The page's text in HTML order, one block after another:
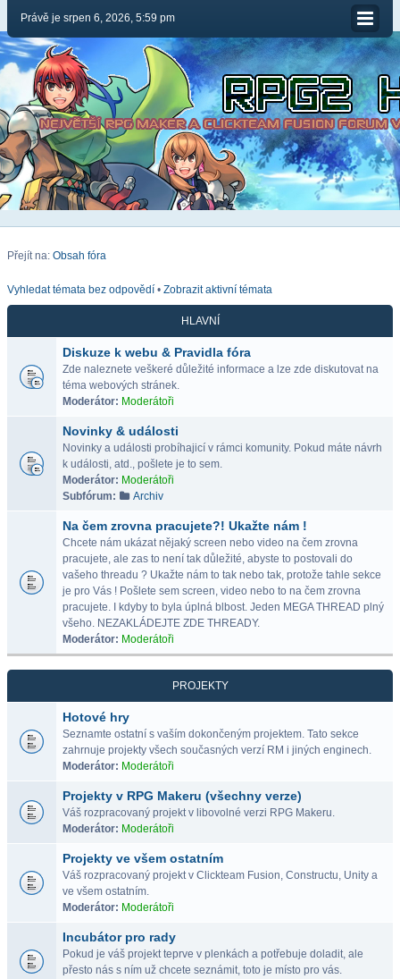
Právě je srpen 6, 2026, 5:59 pm
Přejít na: Obsah fóra
Vyhledat témata bez odpovědí • Zobrazit aktivní témata
HLAVNÍ
Diskuze k webu & Pravidla fóra
Zde naleznete veškeré důležité informace a lze zde diskutovat na
téma webových stránek.
Moderátor: Moderátoři
Novinky & události
Novinky a události probíhajicí v rámci komunity. Pokud máte návrh
k události, atd., pošlete je to sem.
Moderátor: Moderátoři
Subfórum:
Archiv
Na čem zrovna pracujete?! Ukažte nám !
Chcete nám ukázat nějaký screen nebo video na čem zrovna
pracujete, ale zas to není tak důležité, abyste to postovali do
vašeho threadu ? Ukažte nám to tak nebo tak, protože tahle sekce
je pro Vás ! Pošlete sem screen, video nebo to na čem zrovna
pracujete. I kdyby to byla úplná blbost. Jeden MEGA THREAD plný
všeho. NEZAKLÁDEJTE ZDE THREADY.
Moderátor: Moderátoři
PROJEKTY
Hotové hry
Seznamte ostatní s vaším dokončeným projektem. Tato sekce
zahrnuje projekty všech současných verzí RM i jiných enginech.
Moderátor: Moderátoři
Projekty v RPG Makeru (všechny verze)
Váš rozpracovaný projekt v libovolné verzi RPG Makeru.
Moderátor: Moderátoři
Projekty ve všem ostatním
Váš rozpracovaný projekt v Clickteam Fusion, Constructu, Unity a
ve všem ostatním.
Moderátor: Moderátoři
Incubátor pro rady
Pokud je váš projekt teprve v plenkách a potřebuje doladit, ale
přesto nás s ním už chcete seznámit, toto je místo pro vás.